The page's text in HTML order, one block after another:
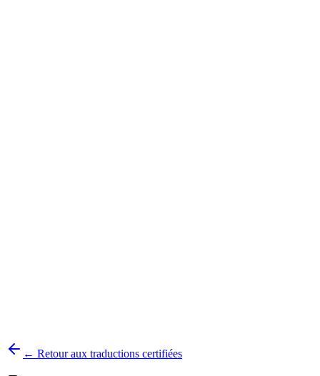
← Retour aux traductions certifiées